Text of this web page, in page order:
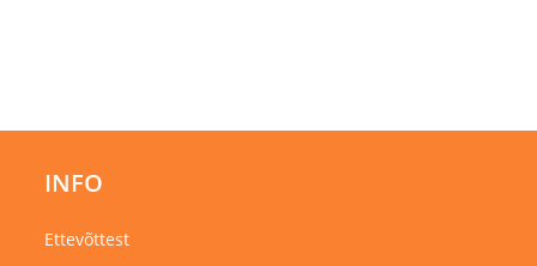
INFO
Ettevõttest